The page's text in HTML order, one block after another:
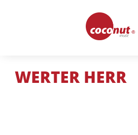
WERTER HERR